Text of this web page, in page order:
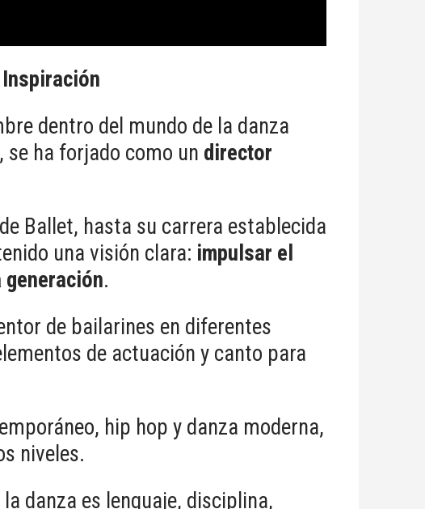
dentro del mundo de la danza
se ha forjado como un director
Ballet, hasta su carrera establecida
una visión clara: impulsar el
.
de bailarines en diferentes
de actuación y canto para
hip hop y danza moderna,
niveles.
danza es lenguaje, disciplina,